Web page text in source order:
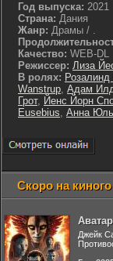
Год выпуска: 2021
Страна: Дания
Жанр: Драмы / .
Качество: WEB-DL
Режиссер: Лиза
В ролях:
Wanstrup, Адам
Грот, Йенс Йорн
Eusebius, Анна Юль
Скоро на киного
Джейк